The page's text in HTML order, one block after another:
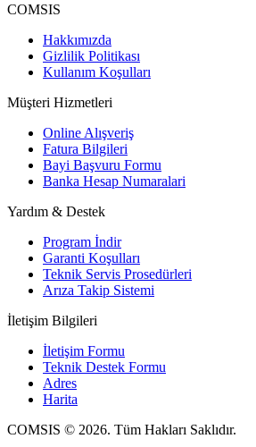
COMSIS
Hakkımızda
Gizlilik Politikası
Kullanım Koşulları
Müşteri Hizmetleri
Online Alışveriş
Fatura Bilgileri
Bayi Başvuru Formu
Banka Hesap Numaralari
Yardım & Destek
Program İndir
Garanti Koşulları
Teknik Servis Prosedürleri
Arıza Takip Sistemi
İletişim Bilgileri
İletişim Formu
Teknik Destek Formu
Adres
Harita
COMSIS © 2026. Tüm Hakları Saklıdır.